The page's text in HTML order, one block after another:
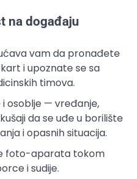
na događaju
vam da pronađete
i upoznate se sa
timova.
i osoblje — vređanje,
da se uđe u borilište
i opasnih situacija.
foto-aparata tokom
i sudije.